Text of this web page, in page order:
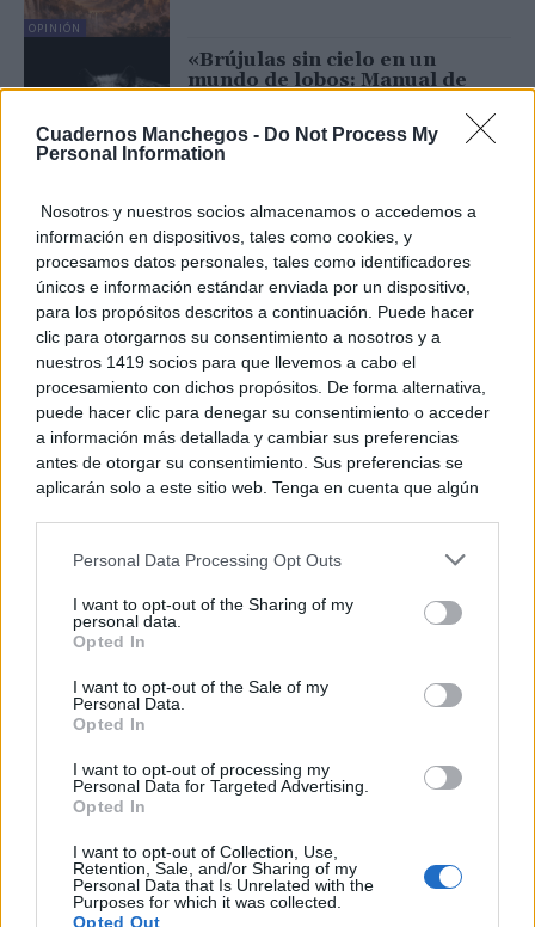
Cuadernos Manchegos - Do Not Process My
Personal Information
Nosotros y nuestros socios almacenamos o accedemos a
información en dispositivos, tales como cookies, y
procesamos datos personales, tales como identificadores
únicos e información estándar enviada por un dispositivo,
para los propósitos descritos a continuación. Puede hacer
clic para otorgarnos su consentimiento a nosotros y a
nuestros 1419 socios para que llevemos a cabo el
procesamiento con dichos propósitos. De forma alternativa,
puede hacer clic para denegar su consentimiento o acceder
a información más detallada y cambiar sus preferencias
antes de otorgar su consentimiento. Sus preferencias se
aplicarán solo a este sitio web. Tenga en cuenta que algún
rechazar tal procesamiento. Puede cambiar sus preferencias
a este sitio y haciendo clic en el botón "Privacidad" en la
parte inferior de la página web.
Please note that this website/app uses one or more Google
services and may gather and store information including but
not limited to your visit or usage behaviour. You may click to
use your data for below specified purposes in below Google
consent section.
Personal Data Processing Opt Outs
I want to opt-out of the Sharing of my
personal data.
Opted In
I want to opt-out of the Sale of my
Personal Data.
Opted In
I want to opt-out of processing my
Personal Data for Targeted Advertising.
Opted In
I want to opt-out of Collection, Use,
Retention, Sale, and/or Sharing of my
Personal Data that Is Unrelated with the
Purposes for which it was collected.
Opted Out
OPINIÓN
«Brújulas sin cielo en un
mundo de lobos: Manual de
22/01/2026
OPINIÓN
Venezuela: la encrucijada entre
el derecho a la vida y el imperio
de la fuerza
OPINIÓN
La vida insulsa como
consecuencia de la atrofia
existencial
15/01/2026
OPINIÓN
«Brújulas sin cielo en un
mundo de lobos: Manual de
30/12/2025
Últimas noticias
calor intenso y tormentas
fuertes: AEMET prevé hasta 40
ºC y granizo
08/08/2026